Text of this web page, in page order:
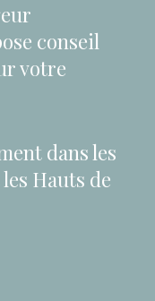
conseil
votre
dans les
Hauts de